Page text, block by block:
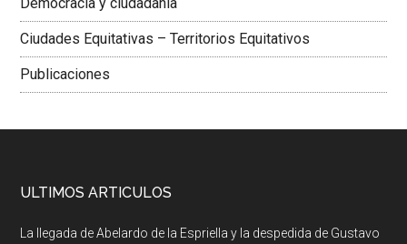
Ciudades Equitativas – Territorios Equitativos
Publicaciones
ULTIMOS ARTICULOS
La llegada de Abelardo de la Espriella y la despedida de Gustavo